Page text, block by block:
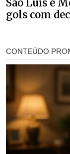
São Luís e
gols com